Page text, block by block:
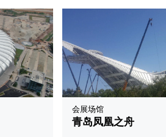
会展场馆
青岛凤凰之舟